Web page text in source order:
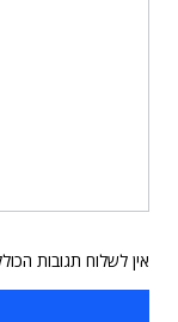
אין לשלוח תגובות